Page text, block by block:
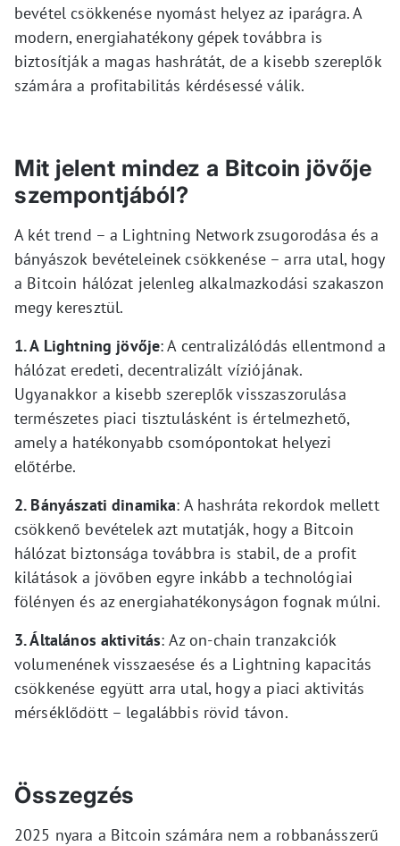
bevétel csökkenése nyomást helyez az iparágra. A
modern, energiahatékony gépek továbbra is
biztosítják a magas hashrátát, de a kisebb szereplők
számára a profitabilitás kérdésessé válik.
Mit jelent mindez a Bitcoin jövője
szempontjából?
A két trend – a Lightning Network zsugorodása és a
bányászok bevételeinek csökkenése – arra utal, hogy
a Bitcoin hálózat jelenleg alkalmazkodási szakaszon
megy keresztül.
1. A Lightning jövője: A centralizálódás ellentmond a
hálózat eredeti, decentralizált víziójának.
Ugyanakkor a kisebb szereplők visszaszorulása
természetes piaci tisztulásként is értelmezhető,
amely a hatékonyabb csomópontokat helyezi
előtérbe.
2. Bányászati dinamika: A hashráta rekordok mellett
csökkenő bevételek azt mutatják, hogy a Bitcoin
hálózat biztonsága továbbra is stabil, de a profit
kilátások a jövőben egyre inkább a technológiai
fölényen és az energiahatékonyságon fognak múlni.
3. Általános aktivitás: Az on-chain tranzakciók
volumenének visszaesése és a Lightning kapacitás
csökkenése együtt arra utal, hogy a piaci aktivitás
mérséklődött – legalábbis rövid távon.
Összegzés
2025 nyara a Bitcoin számára nem a robbanásszerű